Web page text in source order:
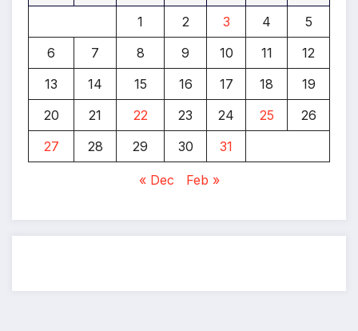
1 2 3 4
5
6
7 8 9 10 11
12
13
14 15 16 17 18
19
20
21 22 23 24 25
26
27
28 29 30 31
« Dec Feb »